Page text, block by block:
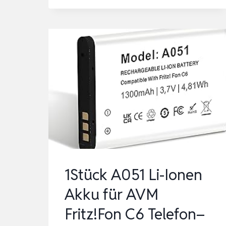
ERSATZ
FÜR
SONY
NP-
F980
10050MAH
ZELLEN
|
AKKU
NP-
1Stück A051 Li-Ionen
Akku für AVM
Fritz!Fon C6 Telefon–